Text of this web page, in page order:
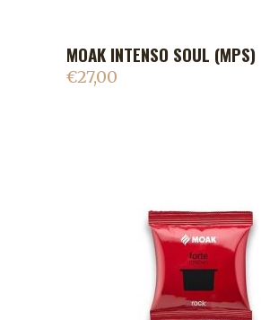
ADICIONAR AO
MOAK INTENSO SOUL (MPS)
€27,00